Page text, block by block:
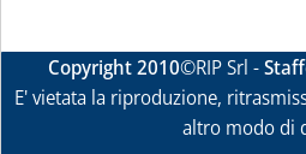
Copyright 2010©RIP Srl -
E' vietata la riproduzione,
altro modo di